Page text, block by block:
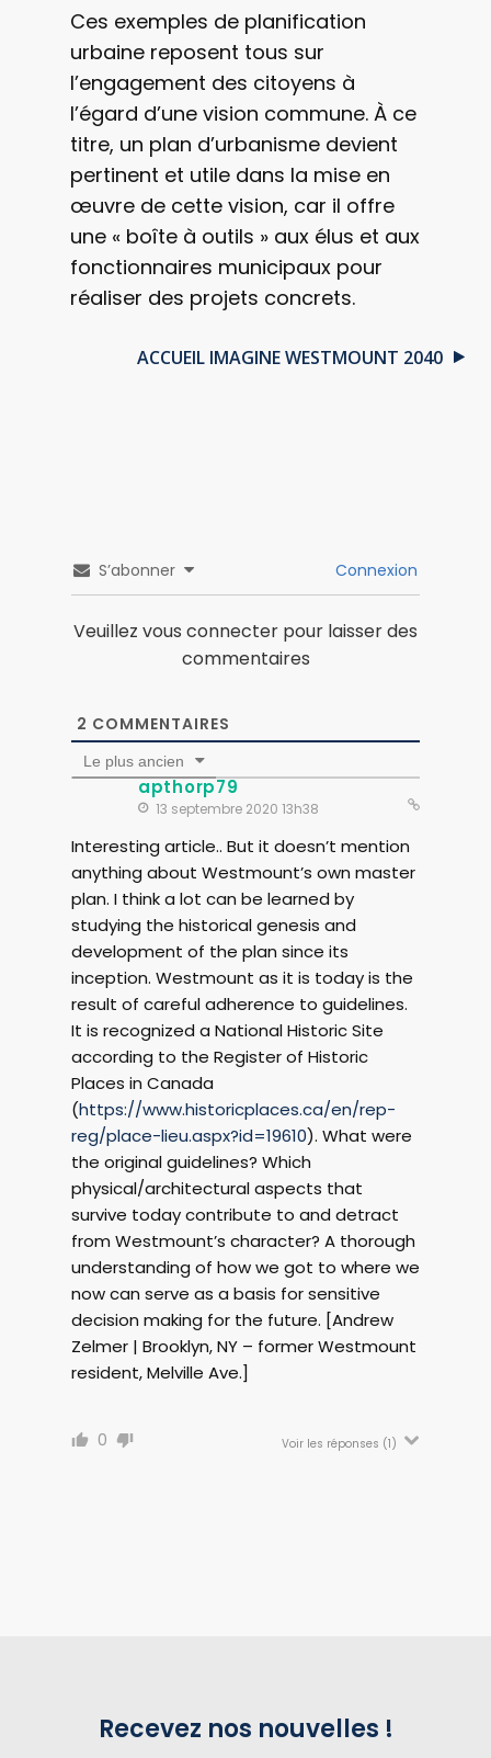
Ces exemples de planification
urbaine reposent tous sur
l’engagement des citoyens à
l’égard d’une vision commune. À ce
titre, un plan d’urbanisme devient
pertinent et utile dans la mise en
œuvre de cette vision, car il offre
une « boîte à outils » aux élus et aux
fonctionnaires municipaux pour
réaliser des projets concrets.
ACCUEIL IMAGINE WESTMOUNT 2040
S’abonner Connexion
Veuillez vous connecter pour laisser des
commentaires
2 COMMENTAIRES
Le plus ancien
apthorp79
13 septembre 2020 13h38
Interesting article.. But it doesn’t mention
anything about Westmount’s own master
plan. I think a lot can be learned by
studying the historical genesis and
development of the plan since its
inception. Westmount as it is today is the
result of careful adherence to guidelines.
It is recognized a National Historic Site
according to the Register of Historic
Places in Canada
(https://www.historicplaces.ca/en/rep-
reg/place-lieu.aspx?id=19610). What were
the original guidelines? Which
physical/architectural aspects that
survive today contribute to and detract
from Westmount’s character? A thorough
understanding of how we got to where we
now can serve as a basis for sensitive
decision making for the future. [Andrew
Zelmer | Brooklyn, NY – former Westmount
resident, Melville Ave.]
0 Voir les réponses (1)
Recevez nos nouvelles !